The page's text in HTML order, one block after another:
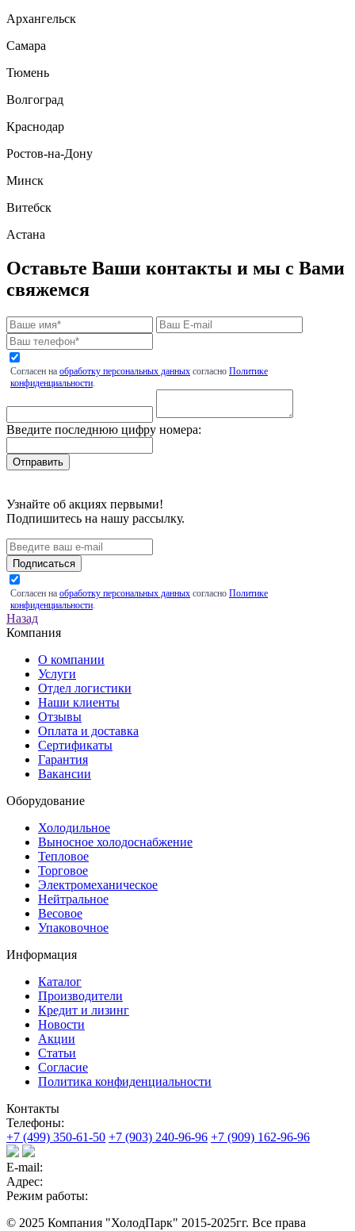
Архангельск
Самара
Тюмень
Волгоград
Краснодар
Ростов-на-Дону
Минск
Витебск
Астана
Оставьте Ваши контакты и мы с Вами
свяжемся
Согласен на обработку персональных данных согласно Политике
конфиденциальности.
Введите последнюю цифру номера:
Узнайте об акциях первыми!
Подпишитесь на нашу рассылку.
Подписаться
Согласен на обработку персональных данных согласно Политике
конфиденциальности.
Назад
Компания
О компании
Услуги
Отдел логистики
Наши клиенты
Отзывы
Оплата и доставка
Сертификаты
Гарантия
Вакансии
Оборудование
Холодильное
Выносное холодоснабжение
Тепловое
Торговое
Электромеханическое
Нейтральное
Весовое
Упаковочное
Информация
Каталог
Производители
Кредит и лизинг
Новости
Акции
Статьи
Согласие
Политика конфиденциальности
Контакты
Телефоны:
+7 (499) 350-61-50 +7 (903) 240-96-96 +7 (909) 162-96-96
E-mail:
Адрес:
Режим работы:
© 2025 Компания "ХолодПарк" 2015-2025гг. Все права